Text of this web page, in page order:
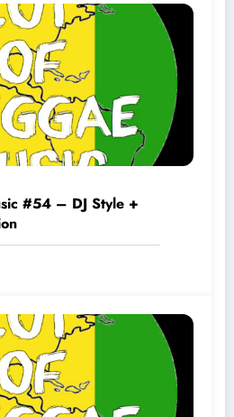
#54 – DJ Style +